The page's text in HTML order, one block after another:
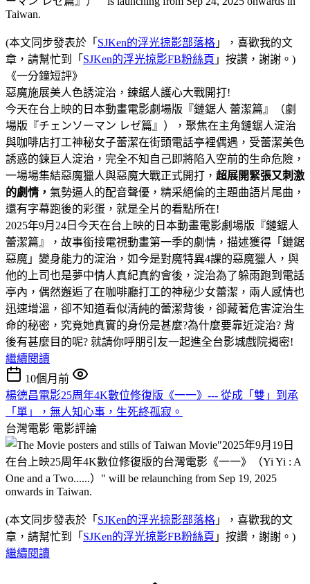
(本文同步發表於「 SJKen的浮光掠影部落格 」，喜歡我的文
章，請幫忙到「 SJKen的浮光掠影FB粉絲頁 」按讚，謝謝。)
《一分鐘短評》
惡魔施展美人色誘淀治，鍊鋸人護心大戰開打!
今天在台上映的日本動畫電影劇場版『鏈鋸人 蕾潔篇』（劇
場版『チェンソーマン レゼ篇』），聚焦在主角鏈鋸人淀治
與咖啡店打工神秘女子蕾潔在街頭電話亭裡偶遇，受蕾潔美色
誘惑的鍊巨人淀治，完全不知自己即將陷入空前的生命危險，
一場場集結惡魔獵人與惡魔大戰正式開打， 超展開緊張又刺激
的劇情， 氣勢逼人的配音聲優，精采絕倫的主題曲語片尾曲，
還有字幕跑後的彩蛋，就是全片的看點所在!
2025年9月24日今天在台上映的日本動畫電影劇場版『鏈鋸人
蕾潔篇』，故事銜接電視動畫第一季的劇情，描述獲得「鏈鋸
惡魔」變身能力的淀治，如今是對魔特異4課的惡魔獵人，與
他的上司也是夢中情人真紀真約會後，淀治為了躲雨跑到電話
亭內，偶然邂逅了在咖啡廳打工的神秘少女蕾潔，兩人感情也
迅速增溫，卻不知道看似清純的蕾潔背後，卻藏著危害淀治生
命的秘密，究竟她真實的身份是甚麼?為什麼要靠近淀治? 背
後有甚麼目的呢? 就請你呼朋引友一起進全台影城戲院揭密!
繼續閱讀
10個月前
楊德昌電影25周年4K數位修復版《一一》--- 從成「雙」到承
「單」，無人知心事，生死終孤寂。
台灣電影 電影評論
(本文同步發表於「 SJKen的浮光掠影部落格 」，喜歡我的文
章，請幫忙到「 SJKen的浮光掠影FB粉絲頁 」按讚，謝謝。)
繼續閱讀